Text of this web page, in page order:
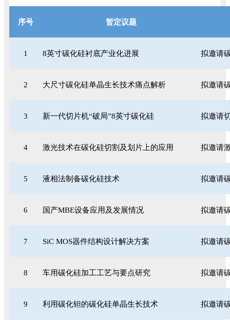
序号 暂定议题
1 8英寸碳化硅衬底产业化进展 拟邀请
2 大尺寸碳化硅单晶生长技术痛点解析 拟邀请
3 新一代切片机“破局”8英寸碳化硅 拟邀请
4 激光技术在碳化硅切割及划片上的应用 拟邀请
5 液相法制备碳化硅技术 拟邀请
6 国产MBE设备应用及发展情况 拟邀请
7 SiC MOS器件结构设计解决方案 拟邀请
8 车用碳化硅加工工艺与要点研究 拟邀请
9 利用碳化钽的碳化硅单晶生长技术 拟邀请